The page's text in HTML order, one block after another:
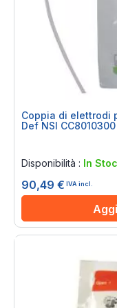
Coppia di elettrodi
Def NSI CC8010300
Disponibilità : In
90,49 € IVA incl.